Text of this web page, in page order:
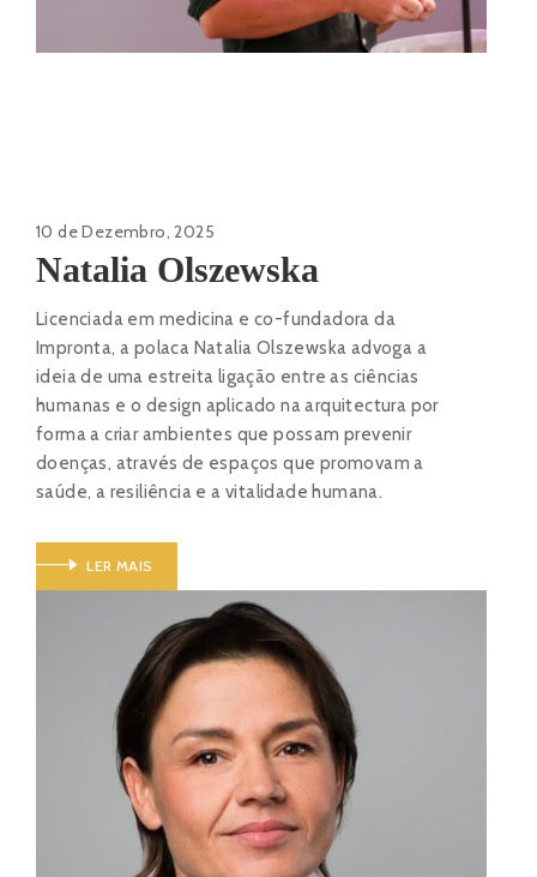
10 de Dezembro, 2025
Natalia Olszewska
Licenciada em medicina e co-fundadora da
Impronta, a polaca Natalia Olszewska advoga a
ideia de uma estreita ligação entre as ciências
humanas e o design aplicado na arquitectura por
forma a criar ambientes que possam prevenir
doenças, através de espaços que promovam a
saúde, a resiliência e a vitalidade humana.
LER MAIS